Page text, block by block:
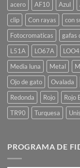
acero AF10 Azul
clip
Con rayas con
Fotocromaticas
gafas
L51A
LO67A
Media luna
Metal
Ojo de gato
Ovalada
Redonda
Rojo Rojo
TR90
Turquesa
PROGRAMA DE